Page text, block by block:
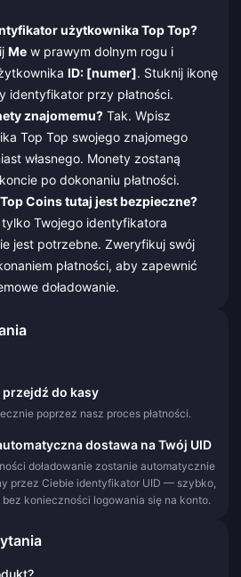
użytkownika Top Top?
Me w prawym dolnym rogu i
ID: [numer]. Stuknij ikonę
identyfikator przy płatności.
znajomemu? Tak. Wpisz
Top Top swojego znajomego
własnego. Monety zostaną
po dokonaniu płatności.
Coins tutaj jest bezpieczne?
Twojego identyfikatora
jest potrzebne. Zweryfikuj swój
płatności, aby zapewnić
doładowanie.
przejdź do kasy
poprzez nasz proces płatności.
dostawa na Twój UID
doładowanie zostanie automatycznie
przez Ciebie identyfikator UID — szybko,
konieczności logowania się na konto.